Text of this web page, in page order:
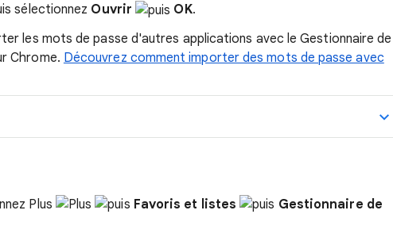
sélectionnez Ouvrir OK.
les mots de passe d'autres applications avec le Gestionnaire de
Chrome. Découvrez comment importer des mots de passe avec
Plus Favoris et listes
Gestionnaire de